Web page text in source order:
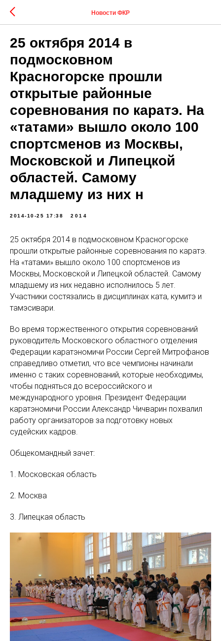
Новости ФКР
25 октября 2014 в
подмосковном
Красногорске прошли
открытые районные
соревнования по каратэ. На
«татами» вышло около 100
спортсменов из Москвы,
Московской и Липецкой
областей. Самому
младшему из них н
2014-10-25 17:38 2014
25 октября 2014 в подмосковном Красногорске
прошли открытые районные соревнования по каратэ.
На «татами» вышло около 100 спортсменов из
Москвы, Московской и Липецкой областей. Самому
младшему из них недавно исполнилось 5 лет.
Участники состязались в дисциплинах ката, кумитэ и
тамэсивари.
Во время торжественного открытия соревнований
руководитель Московского областного отделения
Федерации каратэномичи России Сергей Митрофанов
справедливо отметил, что все чемпионы начинали
именно с таких соревнований, которые необходимы,
чтобы подняться до всероссийского и
международного уровня. Президент Федерации
каратэномичи России Александр Чичварин похвалил
работу организаторов за подготовку новых
судейских кадров.
Общекомандный зачет:
1. Московская область
2. Москва
3. Липецкая область